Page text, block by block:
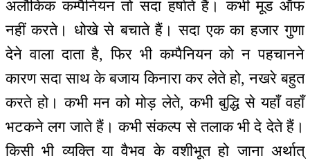
अलौकिक कम्पैनियन तो सदा हर्षाते हैं। कभी मूड ऑफ
नहीं करते। धोखे से बचाते हैं। सदा एक का हजार गुणा
देने वाला दाता है, फिर भी कम्पैनियन को न पहचानने
कारण सदा साथ के बजाय किनारा कर लेते हो, नखरे बहुत
करते हो। कभी मन को मोड़ लेते, कभी बुद्धि से यहाँ वहाँ
भटकने लग जाते हैं। कभी संकल्प से तलाक भी दे देते हैं।
किसी भी व्यक्ति या वैभव के वशीभूत हो जाना अर्थात्